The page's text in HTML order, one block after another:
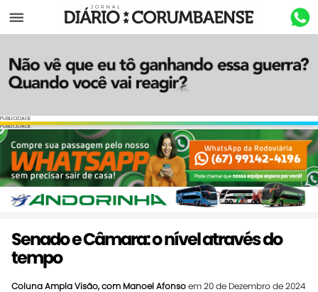
Menu
PUBLICIDADE
PUBLICIDADE
Senado e Câmara: o nível através do
tempo
Coluna Ampla Visão, com Manoel Afonsoem 20 de Dezembro de 2024